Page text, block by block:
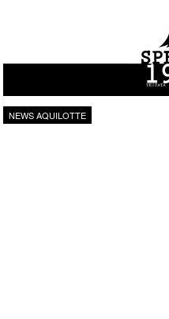
Vai al contenuto
NEWS AQUILOTTE